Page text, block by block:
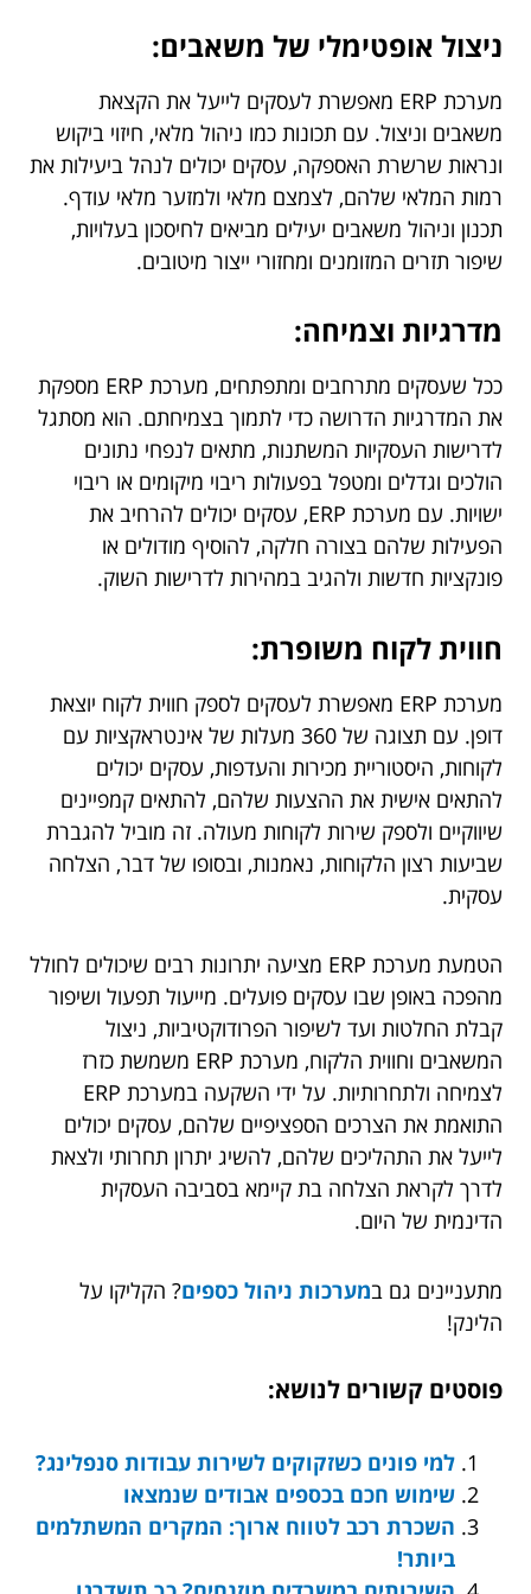
ניצול אופטימלי של משאבים:
מערכת ERP מאפשרת לעסקים לייעל את הקצאת
משאבים וניצול. עם תכונות כמו ניהול מלאי, חיזוי ביקוש
ונראות שרשרת האספקה, עסקים יכולים לנהל ביעילות את
רמות המלאי שלהם, לצמצם מלאי ולמזער מלאי עודף.
תכנון וניהול משאבים יעילים מביאים לחיסכון בעלויות,
שיפור תזרים המזומנים ומחזורי ייצור מיטובים.
מדרגיות וצמיחה:
ככל שעסקים מתרחבים ומתפתחים, מערכת ERP מספקת
את המדרגיות הדרושה כדי לתמוך בצמיחתם. הוא מסתגל
לדרישות העסקיות המשתנות, מתאים לנפחי נתונים
הולכים וגדלים ומטפל בפעולות ריבוי מיקומים או ריבוי
ישויות. עם מערכת ERP, עסקים יכולים להרחיב את
הפעילות שלהם בצורה חלקה, להוסיף מודולים או
פונקציות חדשות ולהגיב במהירות לדרישות השוק.
חווית לקוח משופרת:
מערכת ERP מאפשרת לעסקים לספק חווית לקוח יוצאת
דופן. עם תצוגה של 360 מעלות של אינטראקציות עם
לקוחות, היסטוריית מכירות והעדפות, עסקים יכולים
להתאים אישית את ההצעות שלהם, להתאים קמפיינים
שיווקיים ולספק שירות לקוחות מעולה. זה מוביל להגברת
שביעות רצון הלקוחות, נאמנות, ובסופו של דבר, הצלחה
עסקית.
הטמעת מערכת ERP מציעה יתרונות רבים שיכולים לחולל
מהפכה באופן שבו עסקים פועלים. מייעול תפעול ושיפור
קבלת החלטות ועד לשיפור הפרודוקטיביות, ניצול
המשאבים וחווית הלקוח, מערכת ERP משמשת כזרז
לצמיחה ולתחרותיות. על ידי השקעה במערכת ERP
התואמת את הצרכים הספציפיים שלהם, עסקים יכולים
לייעל את התהליכים שלהם, להשיג יתרון תחרותי ולצאת
לדרך לקראת הצלחה בת קיימא בסביבה העסקית
הדינמית של היום.
מתעניינים גם במערכות ניהול כספים? הקליקו על
הלינק!
פוסטים קשורים לנושא:
למי פונים כשזקוקים לשירות עבודות סנפלינג?
שימוש חכם בכספים אבודים שנמצאו
השכרת רכב לטווח ארוך: המקרים המשתלמים
ביותר!